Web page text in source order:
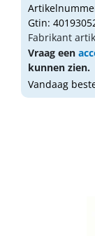
Gtin:
Fabrikant
Vraag een
kunnen zien.
Vandaag